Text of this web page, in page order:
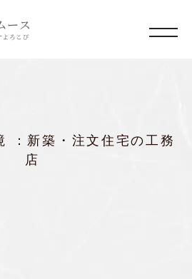
：新築・注文住宅の工務
店